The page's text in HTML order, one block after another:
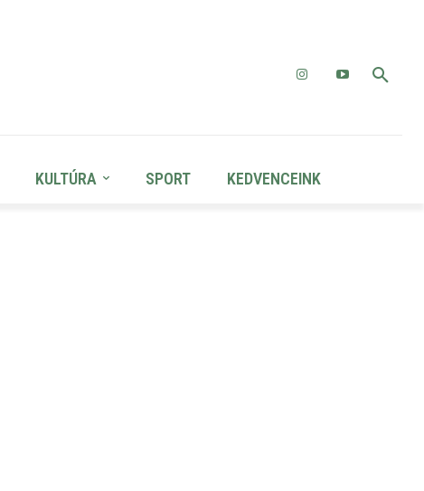
KULTÚRA SPORT KEDVENCEINK